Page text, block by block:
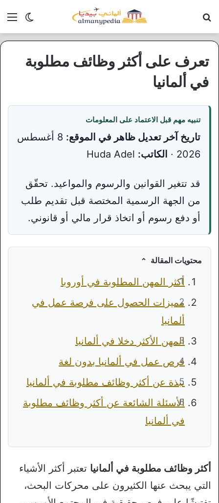
الوضع
تعرف على أكثر وظائف مطلوبة
في ألمانيا
تنبيه مهم قبل الاعتماد على المعلومات
تاريخ آخر تعديل ظاهر في الموقع:
8 أغسطس
2026 ·
الكاتب:
قد تتغير القوانين والرسوم والمواعيد. تحقّق
من الجهة الرسمية المختصة قبل تقديم طلب
أو دفع رسوم أو اتخاذ قرار مالي أو قانوني.
محتويات المقالة
أكثر المهن المطلوبة في أوروبا
مميزات الحصول على فرصة عمل في
ألمانيا
المهن الأكثر دخلا في ألمانيا
فرص عمل في ألمانيا بدون لغة
نبذة عن أكثر وظائف مطلوبة في ألمانيا
الأسئلة الشائعة عن أكثر وظائف مطلوبة
في ألمانيا
أكثر وظائف مطلوبة في ألمانيا تعتبر أكثر الأشياء
التي يبحث عنها الكثيرون على محركات البحث،